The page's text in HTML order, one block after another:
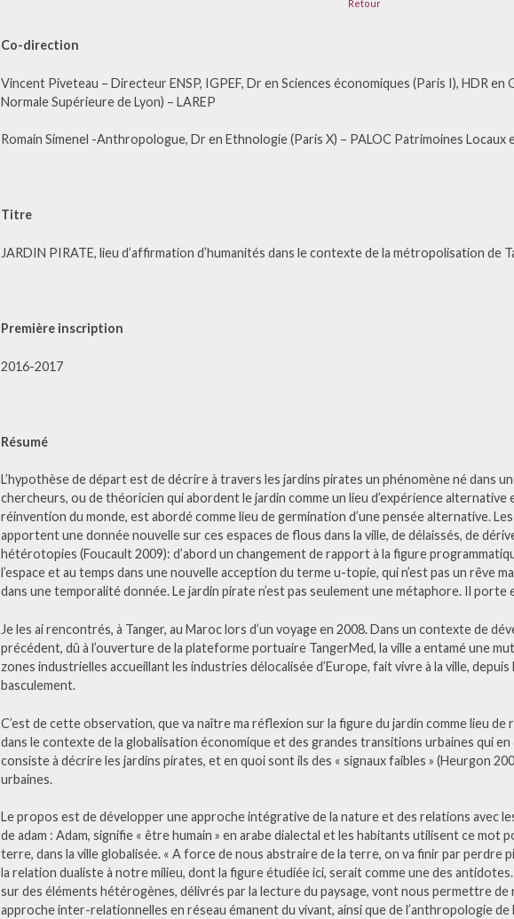
Retour
Co-direction
Vincent Piveteau – Directeur ENSP, IGPEF, Dr en Sciences économiques (Paris I), HDR en
Normale Supérieure de Lyon) – LAREP
Romain Simenel -Anthropologue, Dr en Ethnologie (Paris X) – PALOC Patrimoines Locaux
Titre
JARDIN PIRATE, lieu d’affirmation d’humanités dans le contexte de la métropolisation de
Première inscription
2016-2017
Résumé
L’hypothèse de départ est de décrire à travers les jardins pirates un phénomène né dans
chercheurs, ou de théoricien qui abordent le jardin comme un lieu d’expérience alternative
réinvention du monde, est abordé comme lieu de germination d’une pensée alternative.
apportent une donnée nouvelle sur ces espaces de flous dans la ville, de délaissés, de
hétérotopies (Foucault 2009): d’abord un changement de rapport à la figure
l’espace et au temps dans une nouvelle acception du terme u-topie, qui n’est pas un rêve
dans une temporalité donnée. Le jardin pirate n’est pas seulement une métaphore. Il porte
Je les ai rencontrés, à Tanger, au Maroc lors d’un voyage en 2008. Dans un contexte de
précédent, dû à l’ouverture de la plateforme portuaire TangerMed, la ville a entamé une
zones industrielles accueillant les industries délocalisée d’Europe, fait vivre à la ville,
basculement.
C’est de cette observation, que va naître ma réflexion sur la figure du jardin comme lieu
dans le contexte de la globalisation économique et des grandes transitions urbaines qui
consiste à décrire les jardins pirates, et en quoi sont ils des « signaux faibles » (Heurgon
urbaines.
Le propos est de développer une approche intégrative de la nature et des relations avec
de adam : Adam, signifie « être humain » en arabe dialectal et les habitants utilisent ce mot
terre, dans la ville globalisée. « A force de nous abstraire de la terre, on va finir par perdre
la relation dualiste à notre milieu, dont la figure étudiée ici, serait comme une des
sur des éléments hétérogènes, délivrés par la lecture du paysage, vont nous permettre de
approche inter-relationnelles en réseau émanent du vivant, ainsi que de l’anthropologie